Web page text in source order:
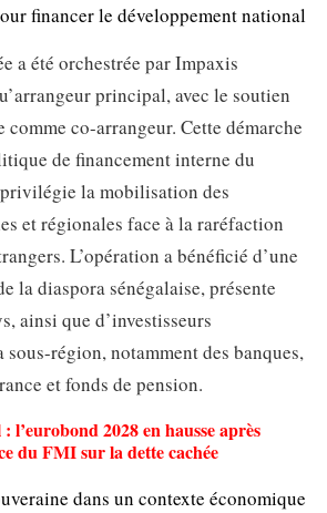
financer le développement national
a été orchestrée par Impaxis
principal, avec le soutien
comme co-arrangeur. Cette démarche
de financement interne du
la mobilisation des
et régionales face à la raréfaction
L’opération a bénéficié d’une
la diaspora sénégalaise, présente
ainsi que d’investisseurs
région, notamment des banques,
et fonds de pension.
: l’eurobond 2028 en hausse après
du FMI sur la dette cachée
dans un contexte économique